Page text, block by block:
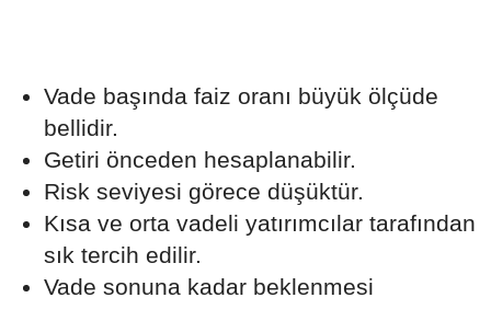
Vade başında faiz oranı büyük ölçüde
bellidir.
Getiri önceden hesaplanabilir.
Risk seviyesi görece düşüktür.
Kısa ve orta vadeli yatırımcılar tarafından
sık tercih edilir.
Vade sonuna kadar beklenmesi